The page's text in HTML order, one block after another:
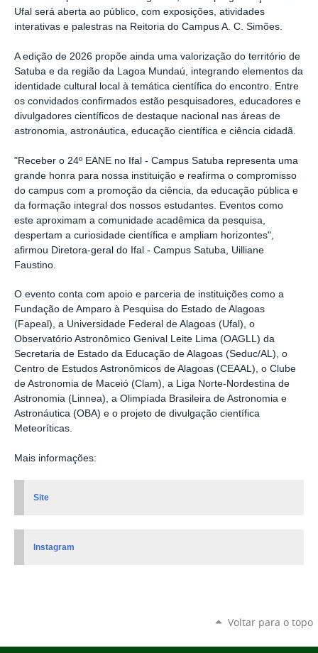
Ufal será aberta ao público, com exposições, atividades
interativas e palestras na Reitoria do Campus A. C. Simões.
A edição de 2026 propõe ainda uma valorização do território de
Satuba e da região da Lagoa Mundaú, integrando elementos da
identidade cultural local à temática científica do encontro. Entre
os convidados confirmados estão pesquisadores, educadores e
divulgadores científicos de destaque nacional nas áreas de
astronomia, astronáutica, educação científica e ciência cidadã.
"Receber o 24º EANE no Ifal - Campus Satuba representa uma
grande honra para nossa instituição e reafirma o compromisso
do campus com a promoção da ciência, da educação pública e
da formação integral dos nossos estudantes. Eventos como
este aproximam a comunidade acadêmica da pesquisa,
despertam a curiosidade científica e ampliam horizontes",
afirmou Diretora-geral do Ifal - Campus Satuba, Uilliane
Faustino.
O evento conta com apoio e parceria de instituições como a
Fundação de Amparo à Pesquisa do Estado de Alagoas
(Fapeal), a Universidade Federal de Alagoas (Ufal), o
Observatório Astronômico Genival Leite Lima (OAGLL) da
Secretaria de Estado da Educação de Alagoas (Seduc/AL), o
Centro de Estudos Astronômicos de Alagoas (CEAAL), o Clube
de Astronomia de Maceió (Clam), a Liga Norte-Nordestina de
Astronomia (Linnea), a Olimpíada Brasileira de Astronomia e
Astronáutica (OBA) e o projeto de divulgação científica
Meteoríticas.
Mais informações:
Site
Instagram
Voltar para o topo